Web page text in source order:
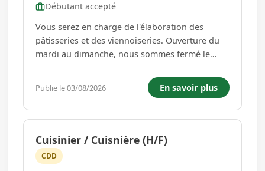
Débutant accepté
Vous serez en charge de l'élaboration des
pâtisseries et des viennoiseries. Ouverture du
mardi au dimanche, nous sommes fermé le
12h...
Publie le 03/08/2026 En savoir plus
Cuisinier / Cuisnière (H/F)
CDD